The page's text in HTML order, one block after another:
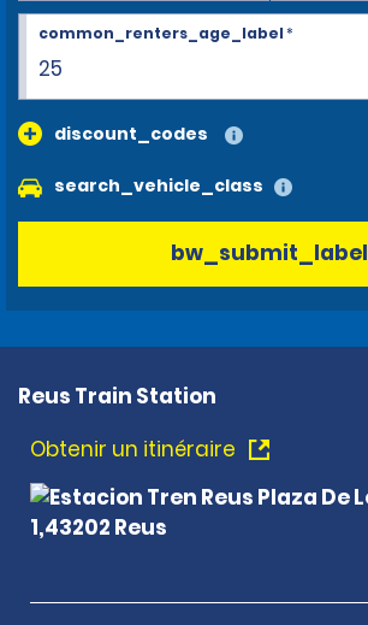
25
common_renters_age_label*
discount_codes
search_vehicle_class
bw_submit_label
Reus Train Station
Obtenir un itinéraire